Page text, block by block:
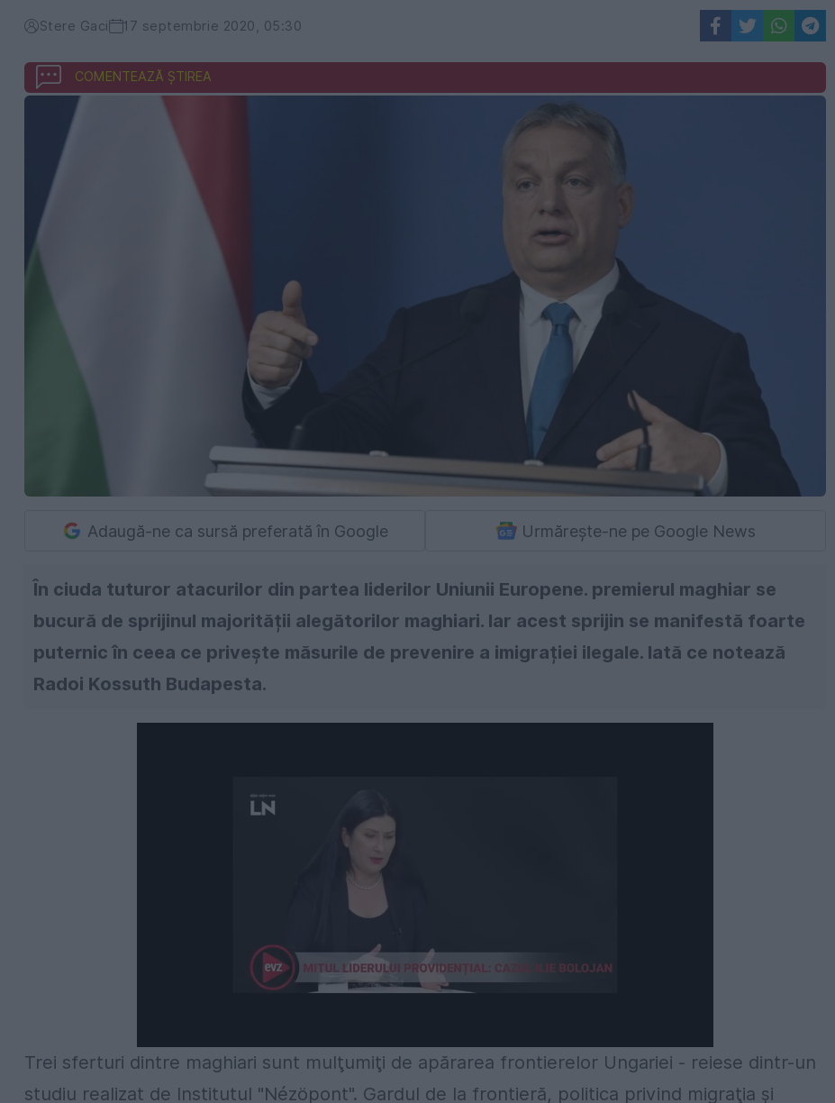
Stere Gaci 17 septembrie 2020, 05:30
COMENTEAZĂ ȘTIREA
Adaugă-ne ca sursă preferată în Google Urmărește-ne pe Google News
În ciuda tuturor atacurilor din partea liderilor Uniunii Europene. premierul maghiar se
bucură de sprijinul majorității alegătorilor maghiari. Iar acest sprijin se manifestă foarte
puternic în ceea ce privește măsurile de prevenire a imigrației ilegale. Iată ce notează
Radoi Kossuth Budapesta.
Trei sferturi dintre maghiari sunt mulţumiţi de apărarea frontierelor Ungariei - reiese dintr-un
studiu realizat de Institutul "Nézöpont". Gardul de la frontieră, politica privind migraţia şi